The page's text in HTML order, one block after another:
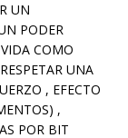
UN
PODER
COMO
UNA
, EFECTO
,
POR BIT